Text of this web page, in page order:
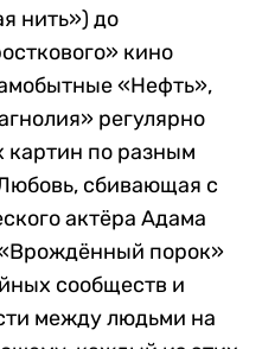
нить») до
кино
«Нефть»,
регулярно
картин по разным
сбивающая с
актёра Адама
порок»
сообществ и
между людьми на